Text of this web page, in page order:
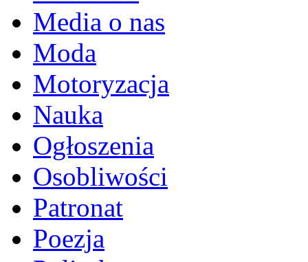
Media o nas
Moda
Motoryzacja
Nauka
Ogłoszenia
Osobliwości
Patronat
Poezja